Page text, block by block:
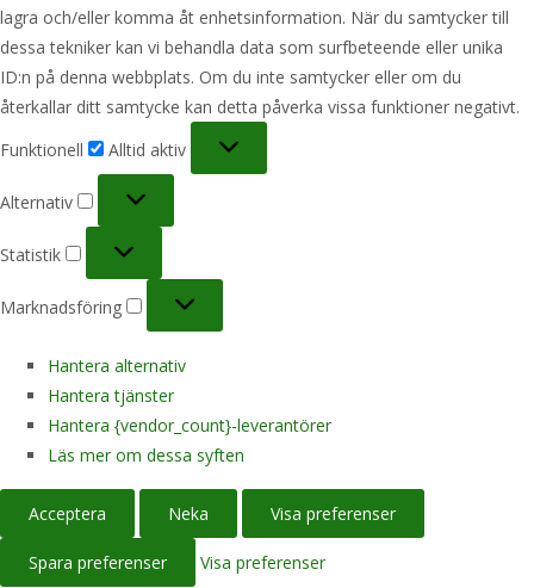
lagra och/eller komma åt enhetsinformation. När du samtycker till
dessa tekniker kan vi behandla data som surfbeteende eller unika
ID:n på denna webbplats. Om du inte samtycker eller om du
återkallar ditt samtycke kan detta påverka vissa funktioner negativt.
Funktionell
Alltid aktiv
Alternativ
Statistik
Marknadsföring
Hantera alternativ
Hantera tjänster
Hantera {vendor_count}-leverantörer
Läs mer om dessa syften
Acceptera Neka Visa preferenser
Spara preferenser Visa preferenser